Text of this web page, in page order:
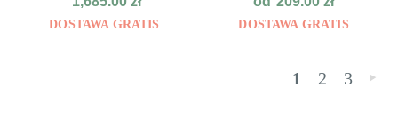
DOSTAWA GRATIS DOSTAWA GRATIS
1 2 3 »